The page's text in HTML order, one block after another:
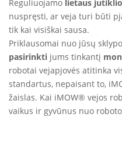
Reguliuojamo lietaus jutiklio
nuspręsti, ar veja turi būti
tik kai visiškai sausa.
Priklausomai nuo jūsų
pasirinkti jums tinkantį
robotai vejapjovės atitinka
standartus, nepaisant to,
žaislas. Kai iMOW® vejos
vaikus ir gyvūnus nuo